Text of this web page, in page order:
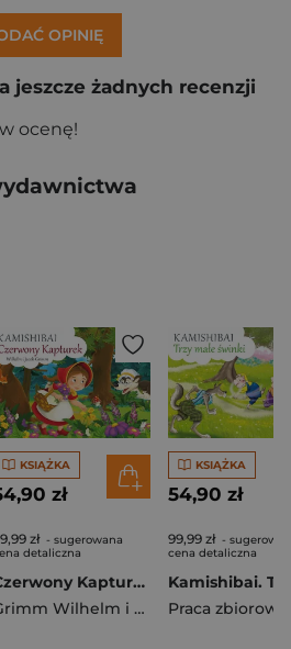
OPINIĘ
jeszcze żadnych recenzji
ocenę!
KSIĄŻKA
zł
zł - sugerowana
detaliczna
Czerwony Kapturek. Kamishibai
Grimm Wilhelm i Jacob
KSIĄŻKA
54,90 zł
99,99 zł -
cena detaliczna
Praca zbiorowa